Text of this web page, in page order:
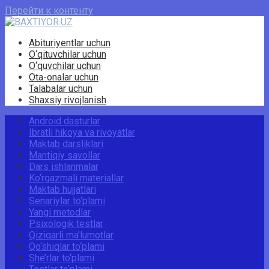
Перейти к контенту
Abituriyentlar uchun
O‘qituvchilar uchun
O‘quvchilar uchun
Ota-onalar uchun
Talabalar uchun
Shaxsiy rivojlanish
Android dasturlar
Ibratli hikoya va rivoyatlar
Maktab darsliklari
Mantiqiy savollar
Dars ishlanmalar
Ko‘rgazmali materiallar
Maktab hujjatlari
Senariylar to‘plami
Yangi metodlar
Psixologik testlar
Qiziqarli ma’lumotlar
Qo‘shiqlar to‘plami
She’rlar to‘plami